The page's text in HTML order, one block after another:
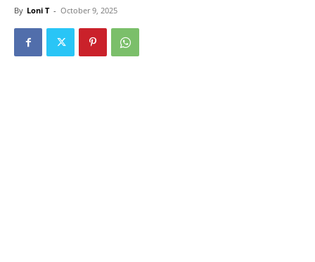
By Loni T - October 9, 2025